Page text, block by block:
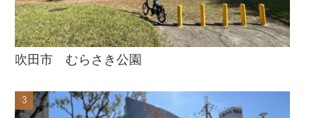
吹田市 むらさき公園